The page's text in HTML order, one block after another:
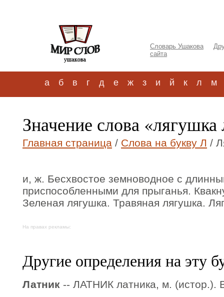
Словарь Ушакова
сайта
а б в г д е ж з и й к л м
Значение слова
Главная страница / Слова на букву Л /
и, ж. Бесхвостое земноводное с
приспособленными для прыганья.
Зеленая лягушка. Травяная лягушка.
На правах рекламы:
Другие определения на эту
Латник -- ЛАТНИК латника, м. (истор.).